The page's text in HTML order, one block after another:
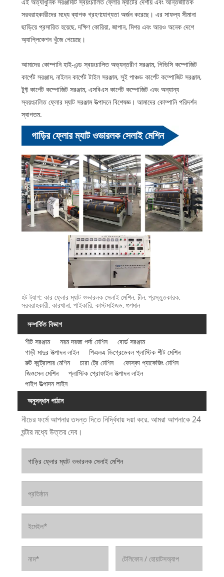
এই অত্যাধুনিক সরঞ্জামটি স্বয়ংচালিত ফ্লোর ম্যাটের দেশীয় এবং আন্তর্জাতিক
সরবরাহকারীদের মধ্যে ব্যাপক গ্রহণযোগ্যতা অর্জন করেছে। এর সাফল্য সীমানা
ছাড়িয়ে প্রসারিত হয়েছে, দক্ষিণ কোরিয়া, জাপান, মিশর এবং আরও অনেক দেশে
অ্যাপ্লিকেশন খুঁজে পেয়েছে।
আমাদের কোম্পানি হাই-এন্ড স্বয়ংচালিত অভ্যন্তরীণ সরঞ্জাম, পিভিসি কম্পোজিট
কার্পেট সরঞ্জাম, নাইলন কার্পেট টাইল সরঞ্জাম, সুই পাঞ্চড কার্পেট কম্পোজিট সরঞ্জাম,
টুফ্ট কার্পেট কম্পোজিট সরঞ্জাম, এসবিএস কার্পেট কম্পোজিট এবং অন্যান্য
স্বয়ংচালিত ফ্লোর ম্যাট সরঞ্জাম উত্পাদনে বিশেষজ্ঞ। আমাদের কোম্পানি পরিদর্শন
স্বাগতম.
গাড়ির ফ্লোর ম্যাট ওভারলক সেলাই মেশিন
হট ট্যাগ: কার ফ্লোর ম্যাট ওভারলক সেলাই মেশিন, চীন, প্রস্তুতকারক,
সরবরাহকারী, কারখানা, পাইকারি, কাস্টমাইজড, গুণমান
সম্পর্কিত বিভাগ
শীট সরঞ্জাম
নরম দরজা পর্দা মেশিন
বোর্ড সরঞ্জাম
গাড়ী মাদুর উত্পাদন লাইন
পিএলএ ডিগ্রেডেবল প্লাস্টিক শীট মেশিন
রুট কন্ট্রোলার মেশিন
চারা ট্রে মেশিন
ফোস্কা প্যাকেজিং মেশিন
জিওসেল মেশিন
প্লাস্টিক প্রোফাইল উত্পাদন লাইন
পাইপ উত্পাদন লাইন
অনুসন্ধান পাঠান
নীচের ফর্মে আপনার তদন্ত দিতে নির্দ্বিধায় দয়া করে. আমরা আপনাকে 24
ঘন্টার মধ্যে উত্তর দেব।